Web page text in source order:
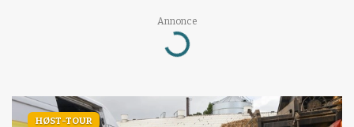
Annonce
Loading...
HØST-TOUR